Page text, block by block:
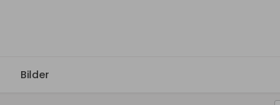
Bilder